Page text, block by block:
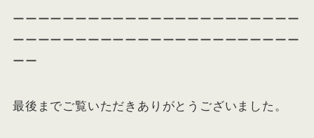
ーーーーーーーーーーーーーーーーーーーーーーー
ーーーーーーーーーーーーーーーーーーーーーーー
ーー
最後までご覧いただきありがとうございました。